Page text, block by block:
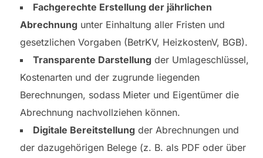
Fachgerechte Erstellung der jährlichen
Abrechnung unter Einhaltung aller Fristen und
gesetzlichen Vorgaben (BetrKV, HeizkostenV, BGB).
Transparente Darstellung der Umlageschlüssel,
Kostenarten und der zugrunde liegenden
Berechnungen, sodass Mieter und Eigentümer die
Abrechnung nachvollziehen können.
Digitale Bereitstellung der Abrechnungen und
der dazugehörigen Belege (z. B. als PDF oder über